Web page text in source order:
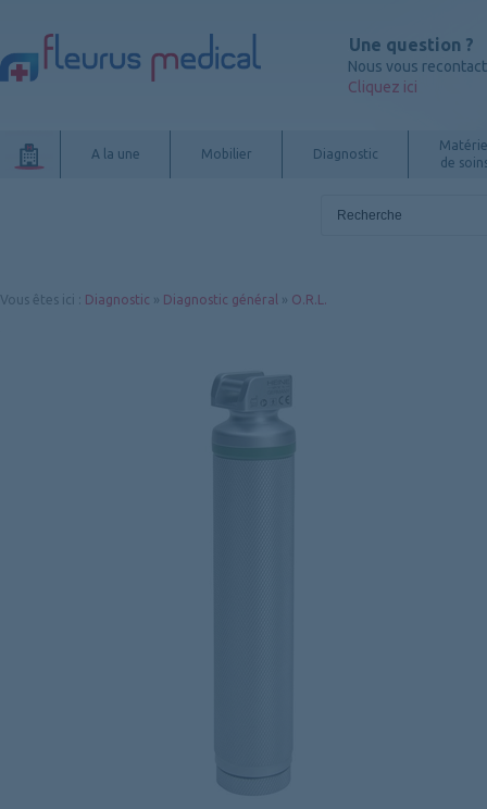
Une question ?
Nous vous
Cliquez ici
A la une Mobilier Diagnostic
de
Vous êtes ici Diagnostic » Diagnostic général » O.R.L.